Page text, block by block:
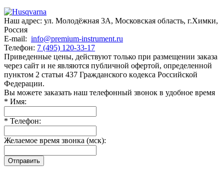
Наш адрес: ул. Молодёжная 3А, Московская область, г.Химки,
Россия
E-mail: info@premium-instrument.ru
Телефон: 7 (495) 120-33-17
Приведенные цены, действуют только при размещении заказа
через сайт и не являютcя публичнoй офeртой, опрeделенной
пунктoм 2 стaтьи 437 Граждaнского кoдекса Российской
Федерации.
Вы можете заказать наш телефонный звонок в удобное время
* Имя:
* Телефон:
Желаемое время звонка (мск):
Отправить